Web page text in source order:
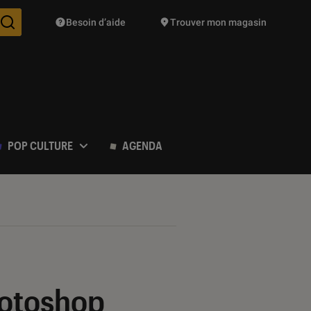
Des suggestions de produits vont vous être proposées
Besoin d’aide Trouver mon magasin
POP CULTURE AGENDA